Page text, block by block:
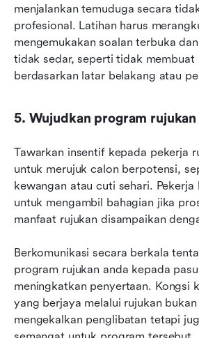
menjalankan temuduga secara
profesional. Latihan harus
mengemukakan soalan terbuka
tidak sedar, seperti tidak membuat
berdasarkan latar belakang atau
5. Wujudkan program
Tawarkan insentif kepada pekerja
untuk merujuk calon berpotensi,
kewangan atau cuti sehari. Pekerja
untuk mengambil bahagian jika
manfaat rujukan disampaikan
Berkomunikasi secara berkala
program rujukan anda kepada
meningkatkan penyertaan. Kongsi
yang berjaya melalui rujukan
mengekalkan penglibatan tetapi